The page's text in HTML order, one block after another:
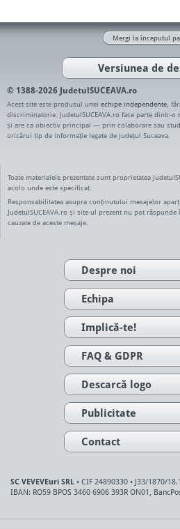
Mergi la începutul
Versiunea de
© 1388-2026 JudetulSUCEAVA.ro
Acest site este produsul unei echipe independente ,
discriminatorie. JudetulSUCEAVA.ro face parte dintr-o
și are ca obiectiv principal — prin colaborare sau
oricărui tip de informație legate de județul Suceava.
Toate materialele prezentate sunt proprietatea
acolo unde este specificat.
Responsabilitatea asupra conținutului mesajelor
JudetulSUCEAVA.ro și site-ul prezent nu pot
cauzate de aceste mesaje.
Despre noi
Echipa
Implică-te!
FAQ & GDPR
Descarcă logo
Publicitate
Contact
SC VEVEVEuri SRL • CIF 24890330 • J33/1870/
IBAN: RO59 BPOS 3460 6906 393R ON01,